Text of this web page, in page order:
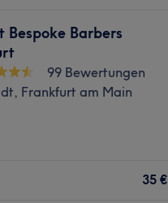
spielt das äußere
dir The Dirty Hairy
passenden Haarschnitt,
Bespoke Barbers
99 Bewertungen
Frankfurt am Main
35 €